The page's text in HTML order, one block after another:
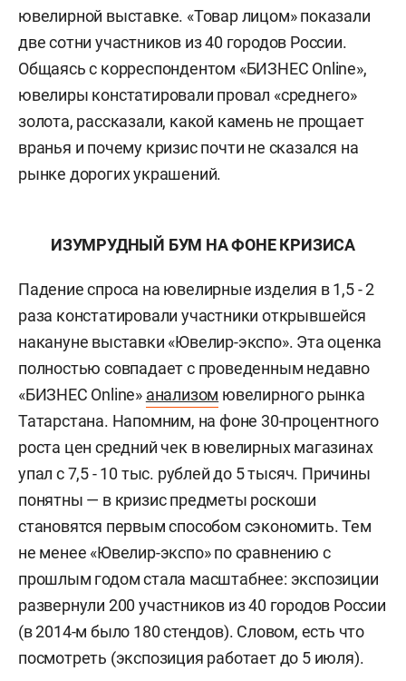
ювелирной выставке. «Товар лицом» показали
две сотни участников из 40 городов России.
Общаясь с корреспондентом «БИЗНЕС Online»,
ювелиры констатировали провал «среднего»
золота, рассказали, какой камень не прощает
вранья и почему кризис почти не сказался на
рынке дорогих украшений.
ИЗУМРУДНЫЙ БУМ НА ФОНЕ КРИЗИСА
Падение спроса на ювелирные изделия в 1,5 - 2
раза констатировали участники открывшейся
накануне выставки «Ювелир-экспо». Эта оценка
полностью совпадает с проведенным недавно
«БИЗНЕС Online» анализом ювелирного рынка
Татарстана. Напомним, на фоне 30-процентного
роста цен средний чек в ювелирных магазинах
упал с 7,5 - 10 тыс. рублей до 5 тысяч. Причины
понятны — в кризис предметы роскоши
становятся первым способом сэкономить. Тем
не менее «Ювелир-экспо» по сравнению с
прошлым годом стала масштабнее: экспозиции
развернули 200 участников из 40 городов России
(в 2014-м было 180 стендов). Словом, есть что
посмотреть (экспозиция работает до 5 июля).